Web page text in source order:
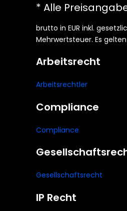
* Alle
brutto in EUR inkl.
Mehrwertsteuer. Es
Arbeitsrecht
Arbeitsrechtler
Compliance
Compliance
Gesellschaftsrecht
IP Recht